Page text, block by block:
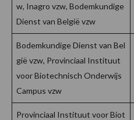
w, Inagro vzw, Bodemkundige
Dienst van België vzw
Bodemkundige Dienst van Bel
gië vzw, Provinciaal Instituut
voor Biotechnisch Onderwijs
Campus vzw
Provinciaal Instituut voor Biot